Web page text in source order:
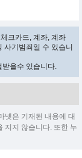
크카드, 계좌, 계좌
기범죄일 수 있습니
을수 있습니다.
넷은 기재된 내용에 대
지지 않습니다. 또한 누